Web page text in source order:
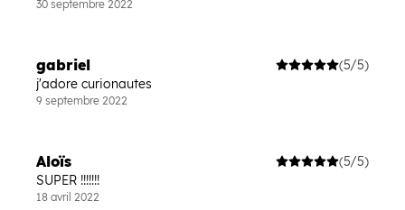
30 septembre 2022
gabriel
(5/5)
j'adore curionautes
9 septembre 2022
Aloïs
(5/5)
SUPER !!!!!!!
18 avril 2022